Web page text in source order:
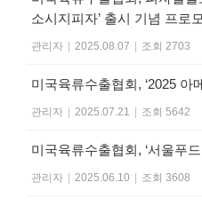
소시지피자’ 출시 기념 프로
관리자 | 2025.08.07 | 조회 2703
미국육류수출협회, ‘2025 아
관리자 | 2025.07.21 | 조회 5642
미국육류수출협회, ‘서울푸
관리자 | 2025.06.10 | 조회 3608